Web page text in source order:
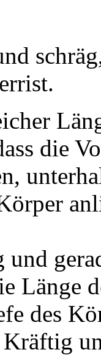
die
Länge
des